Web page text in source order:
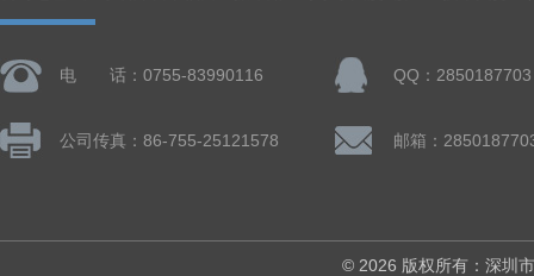
电 话：0755-83990116 QQ：2850187703
公司传真：86-755-25121578 邮箱：
© 2026 版权所有：深圳